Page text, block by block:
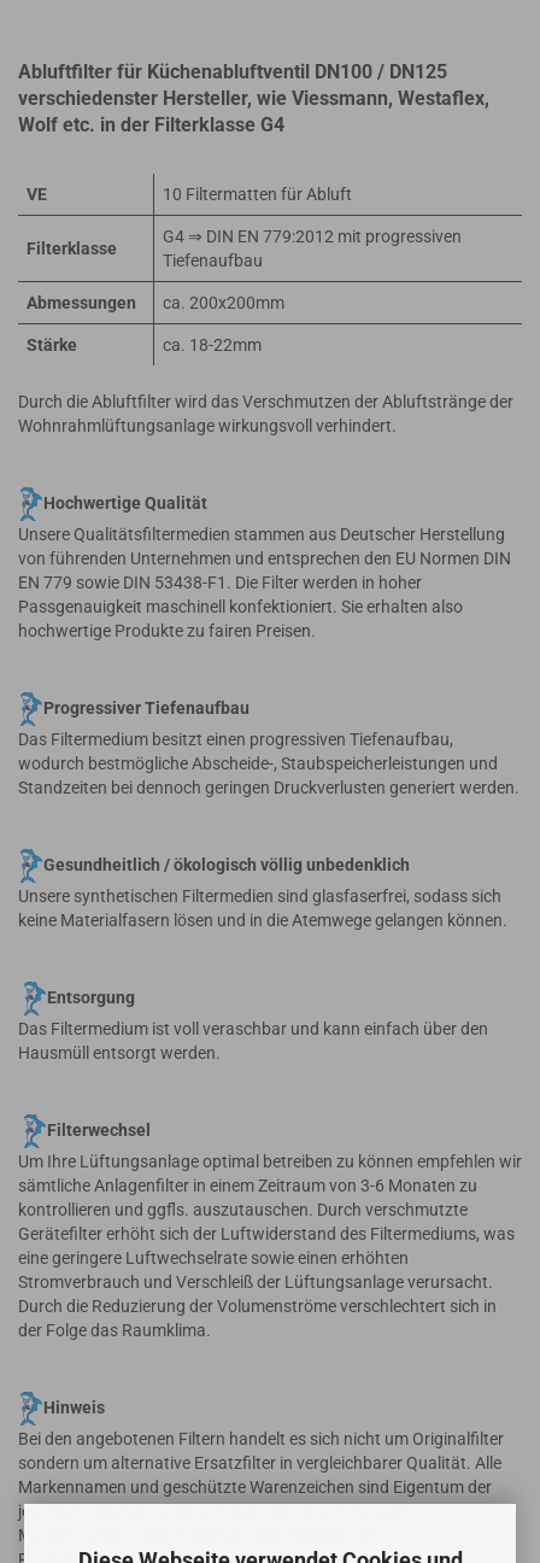
Abluftfilter für Küchenabluftventil DN100 / DN125
verschiedenster Hersteller, wie Viessmann, Westaflex,
Wolf etc. in der Filterklasse G4
VE 10 Filtermatten für Abluft
Filterklasse
G4 ⇒ DIN EN 779:2012 mit progressiven
Tiefenaufbau
Abmessungen ca. 200x200mm
Stärke ca. 18-22mm
Durch die Abluftfilter wird das Verschmutzen der Abluftstränge der
Wohnrahmlüftungsanlage wirkungsvoll verhindert.
Hochwertige Qualität
Unsere Qualitätsfiltermedien stammen aus Deutscher Herstellung
von führenden Unternehmen und entsprechen den EU Normen DIN
EN 779 sowie DIN 53438-F1. Die Filter werden in hoher
Passgenauigkeit maschinell konfektioniert. Sie erhalten also
hochwertige Produkte zu fairen Preisen.
Progressiver Tiefenaufbau
Das Filtermedium besitzt einen progressiven Tiefenaufbau,
wodurch bestmögliche Abscheide-, Staubspeicherleistungen und
Standzeiten bei dennoch geringen Druckverlusten generiert werden.
Gesundheitlich / ökologisch völlig unbedenklich
Unsere synthetischen Filtermedien sind glasfaserfrei, sodass sich
keine Materialfasern lösen und in die Atemwege gelangen können.
Entsorgung
Das Filtermedium ist voll veraschbar und kann einfach über den
Hausmüll entsorgt werden.
Filterwechsel
Um Ihre Lüftungsanlage optimal betreiben zu können empfehlen wir
sämtliche Anlagenfilter in einem Zeitraum von 3-6 Monaten zu
kontrollieren und ggfls. auszutauschen. Durch verschmutzte
Gerätefilter erhöht sich der Luftwiderstand des Filtermediums, was
eine geringere Luftwechselrate sowie einen erhöhten
Stromverbrauch und Verschleiß der Lüftungsanlage verursacht.
Durch die Reduzierung der Volumenströme verschlechtert sich in
der Folge das Raumklima.
Hinweis
Bei den angebotenen Filtern handelt es sich nicht um Originalfilter
sondern um alternative Ersatzfilter in vergleichbarer Qualität. Alle
Markennamen und geschützte Warenzeichen sind Eigentum der
jeweiligen Markennameninhaber. Die Verwendung der
Markennamen / Warenzeichen dient lediglich der